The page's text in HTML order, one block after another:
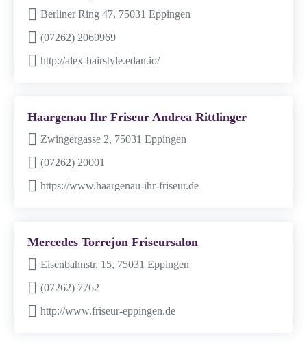
Berliner Ring 47, 75031 Eppingen
(07262) 2069969
http://alex-hairstyle.edan.io/
Haargenau Ihr Friseur Andrea Rittlinger
Zwingergasse 2, 75031 Eppingen
(07262) 20001
https://www.haargenau-ihr-friseur.de
Mercedes Torrejon Friseursalon
Eisenbahnstr. 15, 75031 Eppingen
(07262) 7762
http://www.friseur-eppingen.de